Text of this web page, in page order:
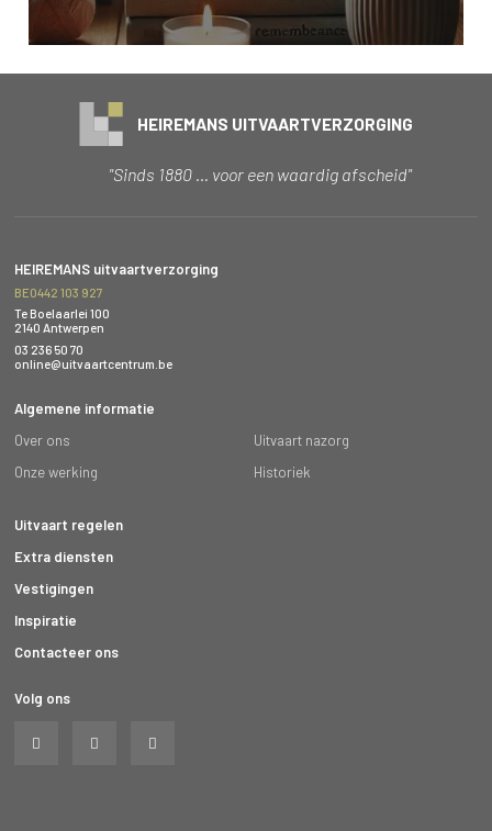
HEIREMANS UITVAARTVERZORGING
"Sinds 1880 … voor een waardig afscheid"
HEIREMANS uitvaartverzorging
BE0442 103 927
Te Boelaarlei 100
2140 Antwerpen
03 236 50 70
online@uitvaartcentrum.be
Algemene informatie
Over ons
Uitvaart nazorg
Onze werking
Historiek
Uitvaart regelen
Extra diensten
Vestigingen
Inspiratie
Contacteer ons
Volg ons